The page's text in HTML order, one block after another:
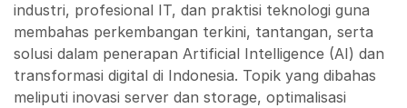
industri, profesional IT, dan praktisi teknologi guna
membahas perkembangan terkini, tantangan, serta
solusi dalam penerapan Artificial Intelligence (AI) dan
transformasi digital di Indonesia. Topik yang dibahas
meliputi inovasi server dan storage, optimalisasi